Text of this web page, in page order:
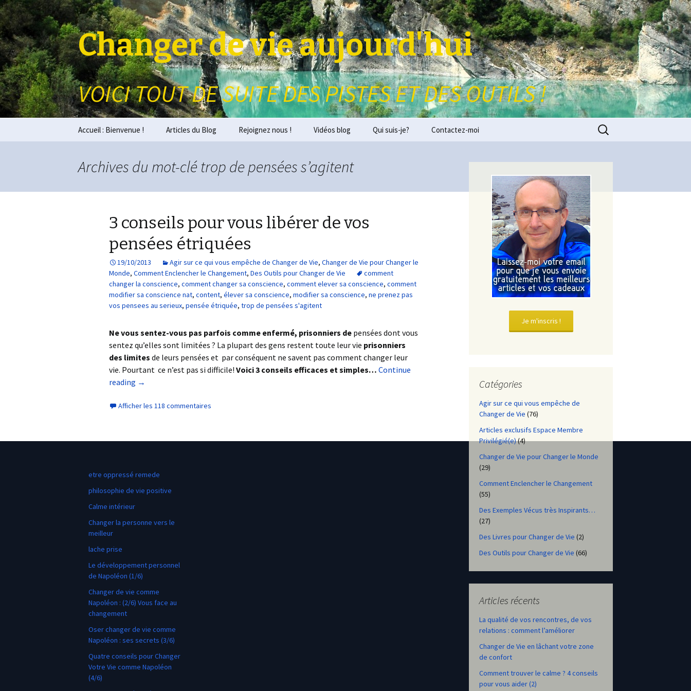
Changer de vie aujourd'hui
VOICI TOUT DE SUITE DES PISTES ET DES OUTILS !
Aller au contenu principal
Accueil : Bienvenue ! Articles du Blog Rejoignez nous ! Vidéos blog Qui suis-je? Contactez-moi Rechercher :
Archives du mot-clé trop de pensées s’agitent
3 conseils pour vous libérer de vos
pensées étriquées
19/10/2013 Agir sur ce qui vous empêche de Changer de Vie, Changer de Vie pour Changer le
Monde, Comment Enclencher le Changement, Des Outils pour Changer de Vie
comment
changer la conscience, comment changer sa conscience, comment elever sa conscience, comment
modifier sa conscience nat, content, élever sa conscience, modifier sa conscience, ne prenez pas
vos pensees au serieux, pensée étriquée, trop de pensées s'agitent
Ne vous sentez-vous pas parfois comme enfermé, prisonniers de pensées dont vous
sentez qu’elles sont limitées ? La plupart des gens restent toute leur vie prisonniers
des limites de leurs pensées et par conséquent ne savent pas comment changer leur
vie. Pourtant ce n’est pas si difficile! Voici 3 conseils efficaces et simples… Continue
reading →
Afficher les 118 commentaires
Je m'inscris !
Catégories
Agir sur ce qui vous empêche de
Changer de Vie (76)
Articles exclusifs Espace Membre
Privilégié(e)(4)
Changer de Vie pour Changer le Monde
(29)
Comment Enclencher le Changement
(55)
Des Exemples Vécus très Inspirants…
(27)
Des Livres pour Changer de Vie (2)
Des Outils pour Changer de Vie (66)
Articles récents
La qualité de vos rencontres, de vos
relations : comment l’améliorer
Changer de Vie en lâchant votre zone
de confort
Comment trouver le calme ? 4 conseils
pour vous aider (2)
etre oppressé remede
philosophie de vie positive
Calme intérieur
Changer la personne vers le
meilleur
lache prise
Le développement personnel
de Napoléon (1/6)
Changer de vie comme
Napoléon : (2/6) Vous face au
changement
Oser changer de vie comme
Napoléon : ses secrets (3/6)
Quatre conseils pour Changer
Votre Vie comme Napoléon
(4/6)